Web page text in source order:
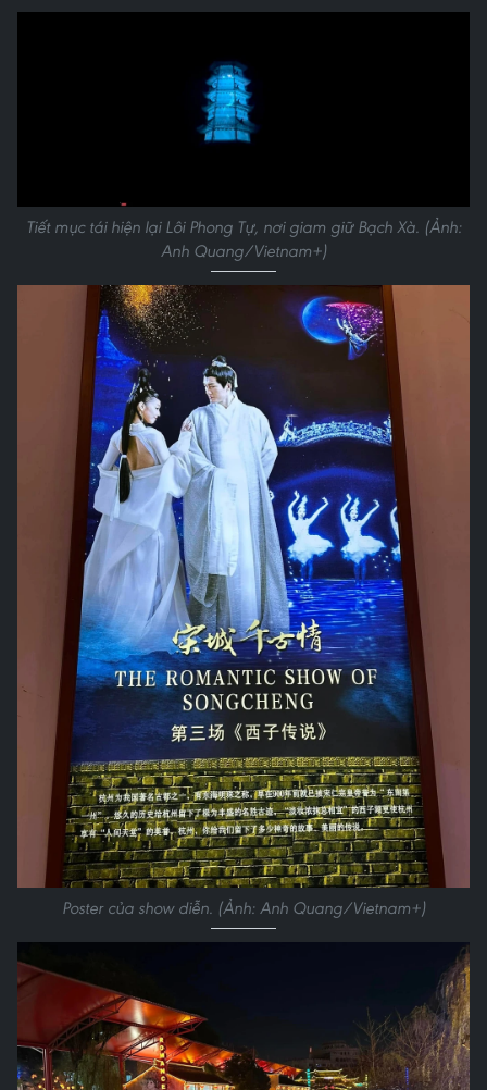
Tiết mục tái hiện lại Lôi Phong Tự, nơi giam giữ Bạch Xà. (Ảnh:
Anh Quang/Vietnam+)
Poster của show diễn. (Ảnh: Anh Quang/Vietnam+)